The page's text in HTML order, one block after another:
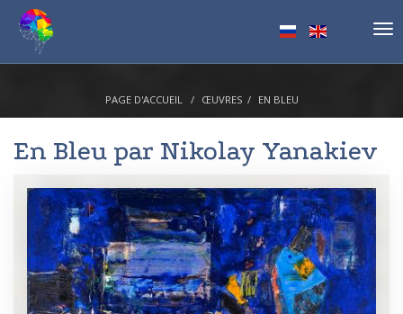
PAGE D'ACCUEIL ŒUVRES EN BLEU
En Bleu par Nikolay Yanakiev